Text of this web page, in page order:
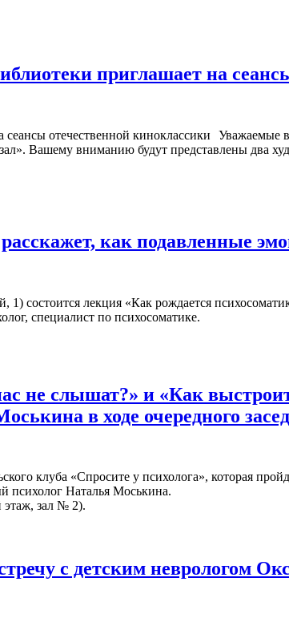
приглашает на
Уважаемые
Вашему вниманию будут представлены два
как подавленные
1) состоится лекция «Как рождается
специалист по психосоматике.
не слышат?» и «Как
в ходе очередного
клуба «Спросите у психолога», которая
психолог Наталья Моськина.
зал № 2).
с детским неврологом